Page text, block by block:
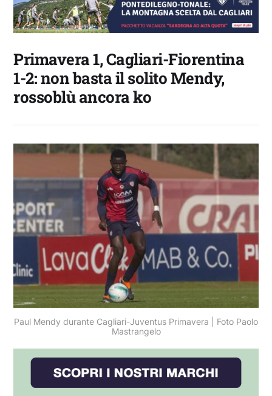
Primavera 1, Cagliari-Fiorentina
1-2: non basta il solito Mendy,
rossoblù ancora ko
Paul Mendy durante Cagliari-Juventus Primavera | Foto Paolo
Mastrangelo